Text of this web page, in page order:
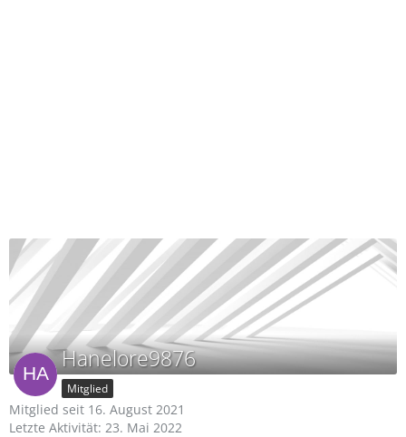
Hanelore9876
Mitglied
Mitglied seit 16. August 2021
Letzte Aktivität: 23. Mai 2022